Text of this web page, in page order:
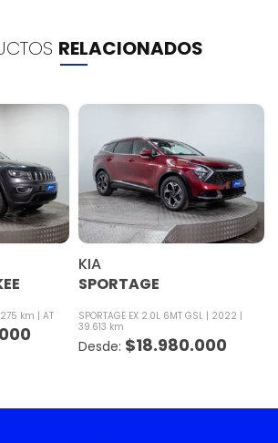
RELACIONADOS
km AT
KIA
SPORTAGE
SPORTAGE EX 2.0L 6MT GSL
2022
39.613 km
$18.980.000